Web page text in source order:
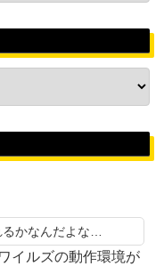
かなんだよな…
イルズの動作環境が